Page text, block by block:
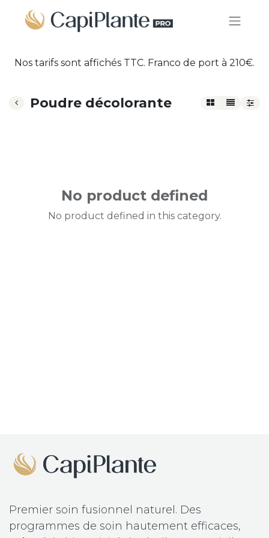
Nos tarifs sont affichés TTC. Franco de port à 210€.
Poudre décolorante
No product defined
No product defined in this category.
Premier soin fusionnel naturel. Des
programmes de soin hautement efficaces,